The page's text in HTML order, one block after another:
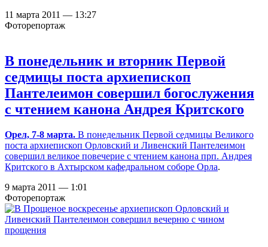
11 марта 2011 — 13:27
Фоторепортаж
В понедельник и вторник Первой
седмицы поста архиепископ
Пантелеимон совершил богослужения
с чтением канона Андрея Критского
Орел, 7-8 марта. В понедельник Первой седмицы Великого
поста архиепископ Орловский и Ливенский Пантелеимон
совершил великое повечерие с чтением канона прп. Андрея
Критского в Ахтырском кафедральном соборе Орла.
9 марта 2011 — 1:01
Фоторепортаж